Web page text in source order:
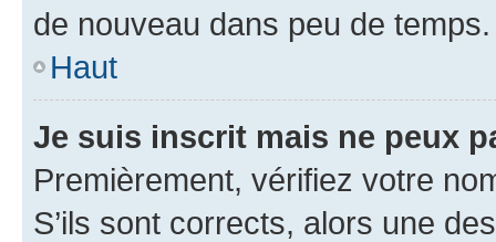
de nouveau dans peu de temps.
Haut
Je suis inscrit mais ne peux
Premièrement, vérifiez votre
S’ils sont corrects, alors une